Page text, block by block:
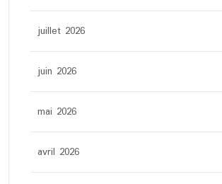
juillet 2026
juin 2026
mai 2026
avril 2026